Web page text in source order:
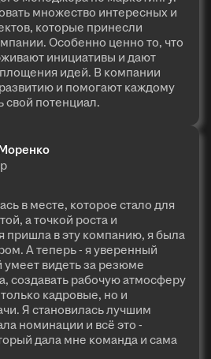
множество интересных и
которые принесли
Особенно ценно то, что
инициативы и дают
идей. В компании
и помогают каждому
свой потенциал.
в месте, которое стало для
а точкой роста и
пришла в эту компанию, я была
А теперь - я уверенный
умеет видеть за резюме
создавать рабочую атмосферу
кадровые, но и
Я становилась лучшим
номинации и всё это -
дала мне команда и сама